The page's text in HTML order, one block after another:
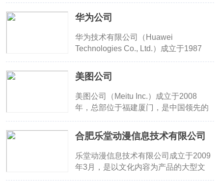
方案。
题、猿题库、小猿口算、斑马AI学、小
猿作文等。这些应用覆盖从小学到高中
全科辅导、AI作业批改、智能数学练
习、儿童编程启蒙等多个场景，深受学
华为公司
华为技术有限公司（Huawei
Technologies Co., Ltd.）成立于1987
年，总部位于中国深圳，是全球领先的
信息与通信技术（ICT）解决方案提供
商。公司业务涵盖运营商网络、企业数
字化服务、终端设备（如智能手机、平
板、可穿戴设备）及云计算与人工智能
思）、HarmonyOS操作系统等技术领
域具有全球影响力。公司坚持“以客户为
中心”的理念，在170多个国家和地区提
供产品和服务，是全球ICT基础设施建
美图公司
美图公司（Meitu Inc.）成立于2008
年，总部位于福建厦门，是中国领先的
变美”，围绕图像美化、视频剪辑、AI绘
画等领域，打造了包括美图秀秀、美颜
相机、美图设计室、美图Wink、美图AI
开放平台等在内的全系列产品矩阵。美
合肥乐堂动漫信息技术有限公司
乐堂动漫信息技术有限公司成立于2009
年3月，是以文化内容为产品的大型文
化科技企业，在动漫游戏领域内是国内